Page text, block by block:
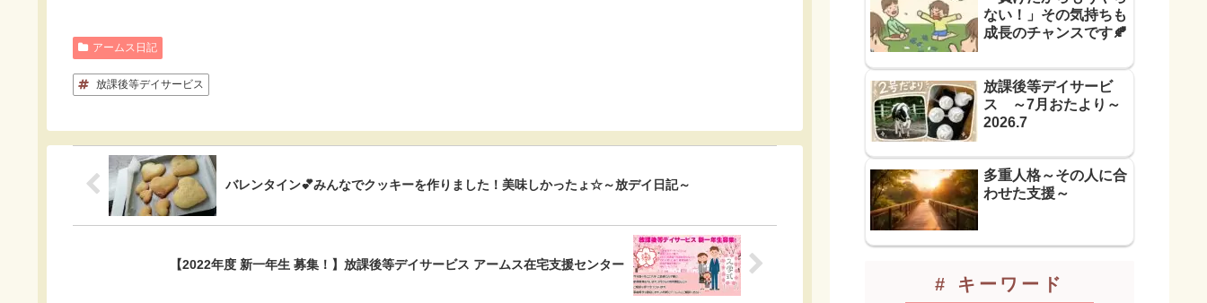
c
e
o
k
e
アームス日記
放課後等デイサービス
バレンタイン💕みんなでクッキーを作りました！美味しかったょ☆～放デイ日記～
【2022年度 新一年生 募集！】放課後等デイサービス アームス在宅支援センター
ない！」その気持ちも
成長のチャンスです🍂
放課後等デイサービ
ス ～7月おたより～
2026.7
多重人格～その人に合
わせた支援～
# キーワード